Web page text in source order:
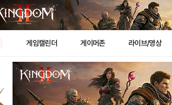
게임캘린더 게이머존 라이브/영상